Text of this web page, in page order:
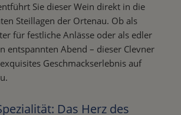
Sie dieser Wein direkt in die
Steillagen der Ortenau. Ob als
für festliche Anlässe oder als edler
entspannten Abend – dieser Clevner
Geschmackserlebnis auf
Das Herz des